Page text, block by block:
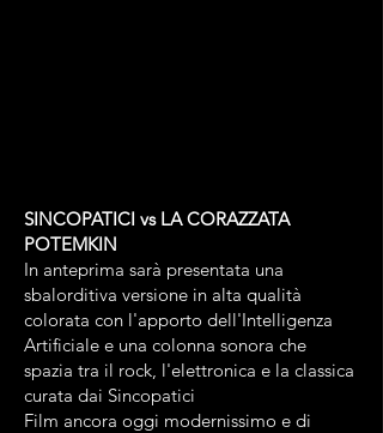
SINCOPATICI vs LA CORAZZATA
POTEMKIN
In anteprima sarà presentata una
sbalorditiva versione in alta qualità
colorata con l'apporto dell'Intelligenza
Artificiale e una colonna sonora che
spazia tra il rock, l'elettronica e la classica
curata dai Sincopatici
Film ancora oggi modernissimo e di